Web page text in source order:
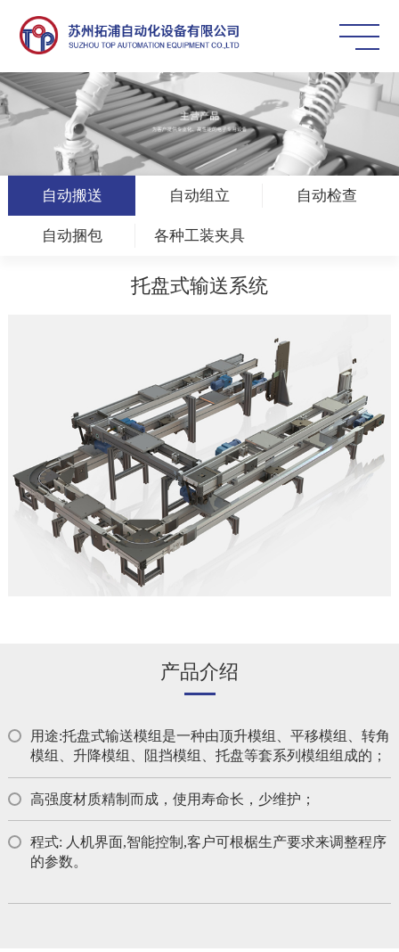
自动搬送 自动组立 自动检查
自动捆包 各种工装夹具
托盘式输送系统
产品介绍
用途:托盘式输送模组是一种由顶升模组、平移模组、转角
模组、升降模组、阻挡模组、托盘等套系列模组组成的；
高强度材质精制而成，使用寿命长，少维护；
程式: 人机界面,智能控制,客户可根椐生产要求来调整程序
的参数。